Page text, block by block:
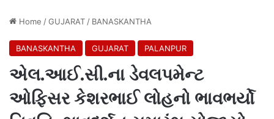
Home /GUJARAT / BANASKANTHA
BANASKANTHA GUJARAT PALANPUR
એલ.આઈ.સી.ના ડેવલપમેન્ટ
ઓફિસર કેશરભાઈ લોહનો ભાવભર્યો